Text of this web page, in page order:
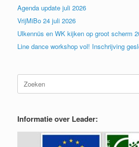
Agenda update juli 2026
VrijMiBo 24 juli 2026
Ulkennüs en WK kijken op groot scherm
Line dance workshop vol! Inschrijving
Zoeken
naar:
Informatie over Leader: